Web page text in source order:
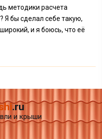
методики расчета
Я бы сделал себе такую,
и я боюсь, что её
.ru
и крыши